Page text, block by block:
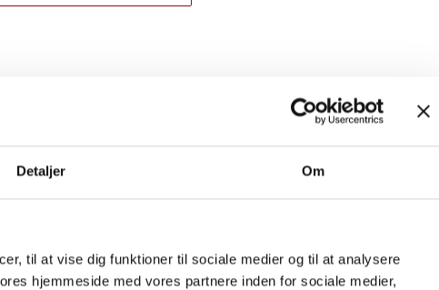
Detaljer Om
til at vise dig funktioner til sociale medier og til at analysere
hjemmeside med vores partnere inden for sociale medier,
– i løsvægt. Det gør vi, fordi vi er overbeviste om, at det er den nemmeste
fleksibel, da vi både kan tippe af og grabbe over hæk og hegn – og dels
af. Det gør et haveprojekt meget nemmere, hvis stenene er indenfor